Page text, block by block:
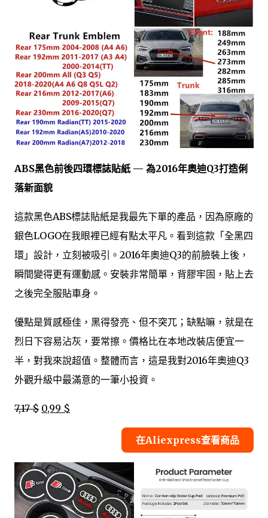
ABS黑色前後四環標誌貼紙 — 為2016年奧迪Q3打造俐
落新面貌
這款黑色ABS標誌貼紙是我最先下單的產品，因為原廠的
銀色LOGO在我眼裡已經有點太平凡。看到這款「全黑四
環」設計，立刻被吸引。2016年奧迪Q3的前臉裝上後，
瞬間變得更有運動感。安裝非常簡單，背膠牢固，貼上去
之後完全服貼車身。
優點是質感極佳，黑得發亮、但不突兀；缺點嘛，就是在
烈日下容易沾灰，要常擦。價格比在本地改裝店便宜一
半，對我來說超值。整體而言，這是我對2016年奧迪Q3
外觀升級中最滿意的一筆小投資。
7,17 $ 0,99 $
在Aliexpress查看商品